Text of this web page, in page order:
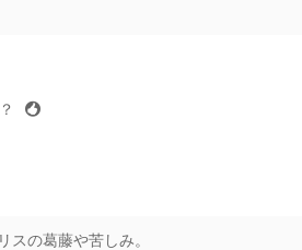
スの葛藤や苦しみ。